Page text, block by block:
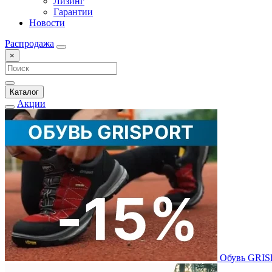
Гарантии
Новости
Распродажа
×
Каталог
Акции
Обувь